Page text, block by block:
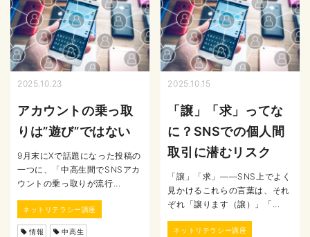
2025.10.23
アカウントの乗っ取
りは”遊び”ではない
9月末にXで話題になった投稿の
一つに、「中高生間でSNSアカ
ウントの乗っ取りが流行...
ネットリテラシー講座
情報 中高生
2025.10.15
「譲」「求」ってな
に？SNSでの個人間
取引に潜むリスク
「譲」「求」――SNS上でよく
見かけるこれらの言葉は、それ
ぞれ「譲ります（譲）」「...
ネットリテラシー講座